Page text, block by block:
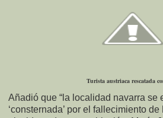
Turista austriaca rescatada
Añadió que “la localidad navarra se
‘consternada’ por el fallecimiento